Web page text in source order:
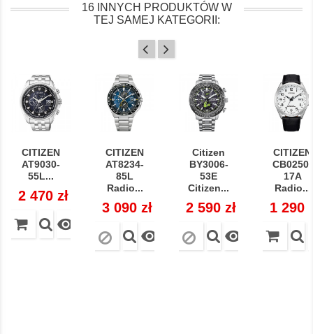
16 INNYCH PRODUKTÓW W
TEJ SAMEJ KATEGORII:
CITIZEN
AT9030-
55L...
Cena
2 470 zł

CITIZEN
AT8234-
85L
Radio...
Cena
3 090 zł

Citizen
BY3006-
53E
Citizen...
Cena
2 590 zł

CITIZEN
CB0250-
17A
Radio...
Cena
1 290